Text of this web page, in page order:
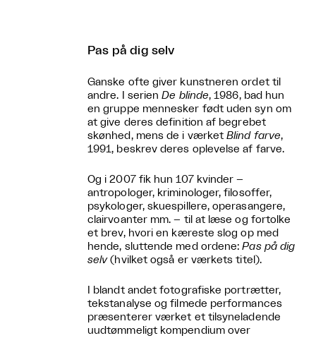
Pas på dig selv
Ganske ofte giver kunstneren ordet til
andre. I serienDe blinde, 1986, bad hun
en gruppe mennesker født uden syn om
at give deres definition af begrebet
skønhed, mens de i værketBlind farve,
1991, beskrev deres oplevelse af farve.
Og i 2007 fik hun 107 kvinder –
antropologer, kriminologer, filosoffer,
psykologer, skuespillere, operasangere,
clairvoanter mm. – til at læse og fortolke
et brev, hvori en kæreste slog op med
hende, sluttende med ordene:Pas på dig
selv(hvilket også er værkets titel).
I blandt andet fotografiske portrætter,
tekstanalyse og filmede performances
præsenterer værket et tilsyneladende
uudtømmeligt kompendium over